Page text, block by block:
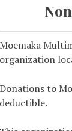
Moemaka
organization
Donations to
deductible.